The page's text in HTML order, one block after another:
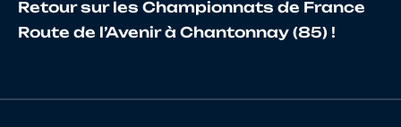
Retour sur les Championnats de France
Route de l’Avenir à Chantonnay (85) !